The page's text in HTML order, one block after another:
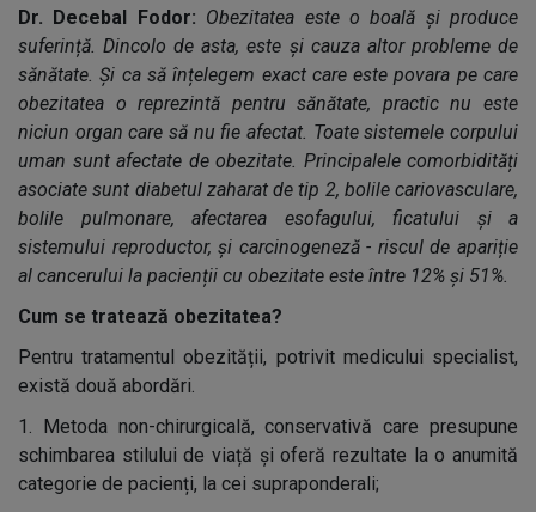
Dr. Decebal Fodor: Obezitatea este o boală și produce
suferință. Dincolo de asta, este și cauza altor probleme de
sănătate. Și ca să înțelegem exact care este povara pe care
obezitatea o reprezintă pentru sănătate, practic nu este
niciun organ care să nu fie afectat. Toate sistemele corpului
uman sunt afectate de obezitate. Principalele comorbidități
asociate sunt diabetul zaharat de tip 2, bolile cariovasculare,
bolile pulmonare, afectarea esofagului, ficatului și a
sistemului reproductor, și carcinogeneză - riscul de apariție
al cancerului la pacienții cu obezitate este între 12% și 51%.
Cum se tratează obezitatea?
Pentru tratamentul obezității, potrivit medicului specialist,
există două abordări.
1. Metoda non-chirurgicală, conservativă care presupune
schimbarea stilului de viață și oferă rezultate la o anumită
categorie de pacienți, la cei supraponderali;